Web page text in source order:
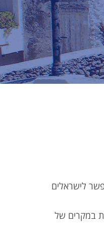
לישראלים
במקרים של